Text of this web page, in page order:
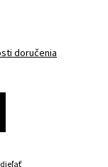
doručenia